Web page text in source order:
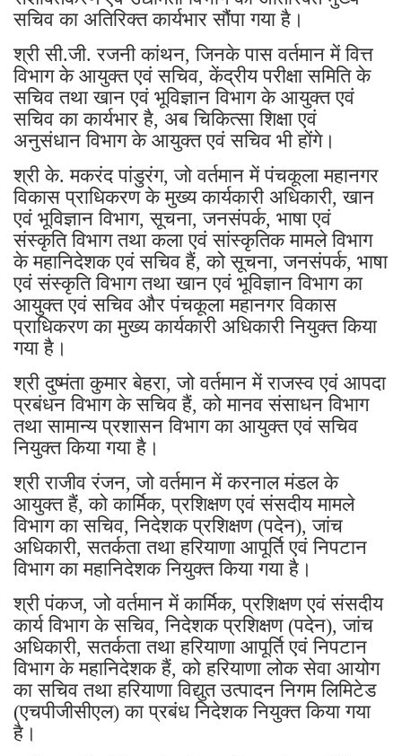
सचिव का अतिरिक्त कार्यभार सौंपा गया है।
श्री सी.जी. रजनी कांथन, जिनके पास वर्तमान में वित्त
विभाग के आयुक्त एवं सचिव, केंद्रीय परीक्षा समिति के
सचिव तथा खान एवं भूविज्ञान विभाग के आयुक्त एवं
सचिव का कार्यभार है, अब चिकित्सा शिक्षा एवं
अनुसंधान विभाग के आयुक्त एवं सचिव भी होंगे।
श्री के. मकरंद पांडुरंग, जो वर्तमान में पंचकूला महानगर
विकास प्राधिकरण के मुख्य कार्यकारी अधिकारी, खान
एवं भूविज्ञान विभाग, सूचना, जनसंपर्क, भाषा एवं
संस्कृति विभाग तथा कला एवं सांस्कृतिक मामले विभाग
के महानिदेशक एवं सचिव हैं, को सूचना, जनसंपर्क, भाषा
एवं संस्कृति विभाग तथा खान एवं भूविज्ञान विभाग का
आयुक्त एवं सचिव और पंचकूला महानगर विकास
प्राधिकरण का मुख्य कार्यकारी अधिकारी नियुक्त किया
गया है।
श्री दुष्मंता कुमार बेहरा, जो वर्तमान में राजस्व एवं आपदा
प्रबंधन विभाग के सचिव हैं, को मानव संसाधन विभाग
तथा सामान्य प्रशासन विभाग का आयुक्त एवं सचिव
नियुक्त किया गया है।
श्री राजीव रंजन, जो वर्तमान में करनाल मंडल के
आयुक्त हैं, को कार्मिक, प्रशिक्षण एवं संसदीय मामले
विभाग का सचिव, निदेशक प्रशिक्षण (पदेन), जांच
अधिकारी, सतर्कता तथा हरियाणा आपूर्ति एवं निपटान
विभाग का महानिदेशक नियुक्त किया गया है।
श्री पंकज, जो वर्तमान में कार्मिक, प्रशिक्षण एवं संसदीय
कार्य विभाग के सचिव, निदेशक प्रशिक्षण (पदेन), जांच
अधिकारी, सतर्कता तथा हरियाणा आपूर्ति एवं निपटान
विभाग के महानिदेशक हैं, को हरियाणा लोक सेवा आयोग
का सचिव तथा हरियाणा विद्युत उत्पादन निगम लिमिटेड
(एचपीजीसीएल) का प्रबंध निदेशक नियुक्त किया गया
है।